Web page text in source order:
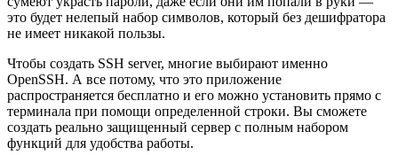
это будет нелепый набор символов, который без дешифратора
не имеет никакой пользы.
Чтобы создать SSH server, многие выбирают именно
OpenSSH. А все потому, что это приложение
распространяется бесплатно и его можно установить прямо с
терминала при помощи определенной строки. Вы сможете
создать реально защищенный сервер с полным набором
функций для удобства работы.